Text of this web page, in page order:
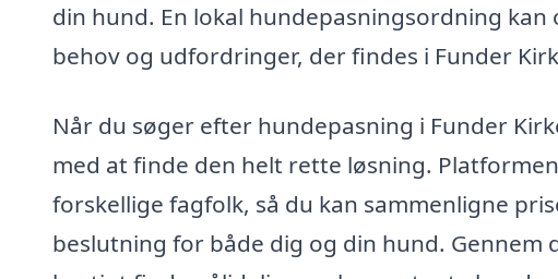
din hund. En lokal hundepasningsordning
behov og udfordringer, der findes i Funder
Når du søger efter hundepasning i Funder
med at finde den helt rette løsning.
forskellige fagfolk, så du kan sammenligne
beslutning for både dig og din hund.